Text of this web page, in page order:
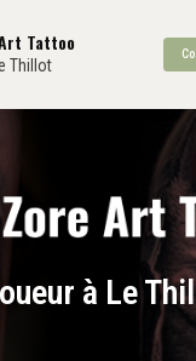
Tattoo
Thillot
à Le